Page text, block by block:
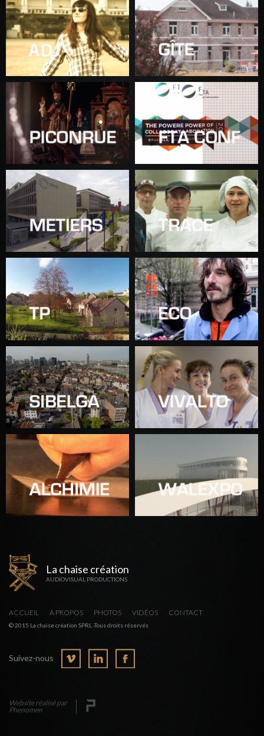
La chaise création
AUDIOVISUAL PRODUCTIONS
ACCUEIL A PROPOS PHOTOS VIDÉOS CONTACT
© 2015 La chaise création SPRL -Tous droits réservés
Suivez-nous
Website réalisé par
Phenomen